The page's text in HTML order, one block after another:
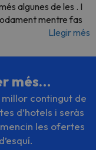
algunes de les . I
mentre fas
Llegir més
més…
millor contingut de
d’hotels i seràs
les ofertes